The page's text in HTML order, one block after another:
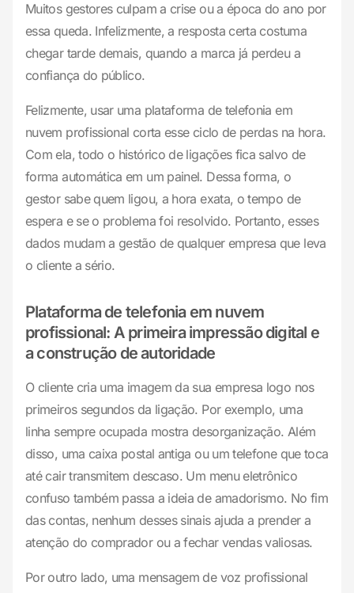
Muitos gestores culpam a crise ou a época do ano por
essa queda. Infelizmente, a resposta certa costuma
chegar tarde demais, quando a marca já perdeu a
confiança do público.
Felizmente, usar uma plataforma de telefonia em
nuvem profissional corta esse ciclo de perdas na hora.
Com ela, todo o histórico de ligações fica salvo de
forma automática em um painel. Dessa forma, o
gestor sabe quem ligou, a hora exata, o tempo de
espera e se o problema foi resolvido. Portanto, esses
dados mudam a gestão de qualquer empresa que leva
o cliente a sério.
Plataforma de telefonia em nuvem
profissional: A primeira impressão digital e
a construção de autoridade
O cliente cria uma imagem da sua empresa logo nos
primeiros segundos da ligação. Por exemplo, uma
linha sempre ocupada mostra desorganização. Além
disso, uma caixa postal antiga ou um telefone que toca
até cair transmitem descaso. Um menu eletrônico
confuso também passa a ideia de amadorismo. No fim
das contas, nenhum desses sinais ajuda a prender a
atenção do comprador ou a fechar vendas valiosas.
Por outro lado, uma mensagem de voz profissional